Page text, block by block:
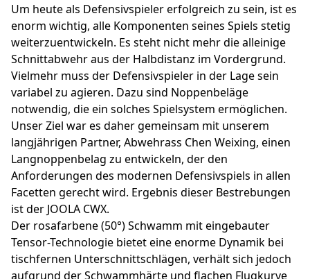
Um heute als Defensivspieler erfolgreich zu sein, ist es
enorm wichtig, alle Komponenten seines Spiels stetig
weiterzuentwickeln. Es steht nicht mehr die alleinige
Schnittabwehr aus der Halbdistanz im Vordergrund.
Vielmehr muss der Defensivspieler in der Lage sein
variabel zu agieren. Dazu sind Noppenbeläge
notwendig, die ein solches Spielsystem ermöglichen.
Unser Ziel war es daher gemeinsam mit unserem
langjährigen Partner, Abwehrass Chen Weixing, einen
Langnoppenbelag zu entwickeln, der den
Anforderungen des modernen Defensivspiels in allen
Facetten gerecht wird. Ergebnis dieser Bestrebungen
ist der JOOLA CWX.
Der rosafarbene (50°) Schwamm mit eingebauter
Tensor-Technologie bietet eine enorme Dynamik bei
tischfernen Unterschnittschlägen, verhält sich jedoch
aufgrund der Schwammhärte und flachen Flugkurve